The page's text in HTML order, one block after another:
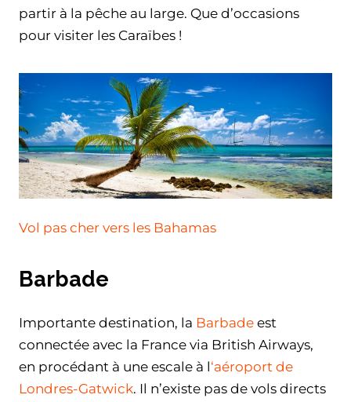
partir à la pêche au large. Que d’occasions
pour visiter les Caraïbes !
Vol pas cher vers les Bahamas
Barbade
Importante destination, la Barbade est
connectée avec la France via British Airways,
en procédant à une escale à l‘aéroport de
Londres-Gatwick. Il n’existe pas de vols directs